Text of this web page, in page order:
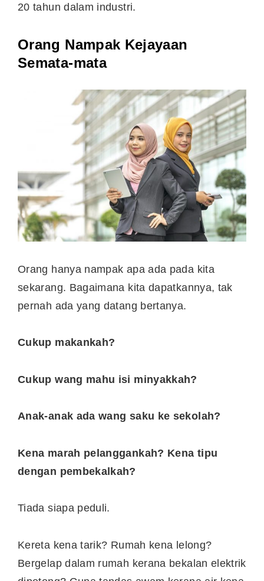
20 tahun dalam industri.
Orang Nampak Kejayaan
Semata-mata
Orang hanya nampak apa ada pada kita
sekarang. Bagaimana kita dapatkannya, tak
pernah ada yang datang bertanya.
Cukup makankah?
Cukup wang mahu isi minyakkah?
Anak-anak ada wang saku ke sekolah?
Kena marah pelanggankah? Kena tipu
dengan pembekalkah?
Tiada siapa peduli.
Kereta kena tarik? Rumah kena lelong?
Bergelap dalam rumah kerana bekalan elektrik